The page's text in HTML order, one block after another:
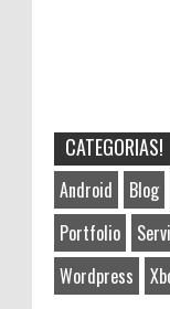
CATEGORIAS!
Android Blog
Portfolio
Wordpress